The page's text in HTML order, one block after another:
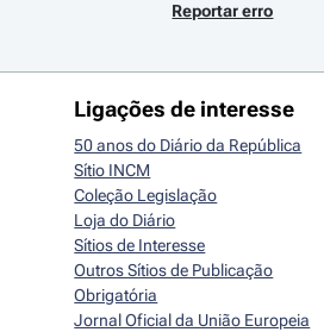
Reportar erro
Ligações de interesse
50 anos do Diário da República
Sítio INCM
Coleção Legislação
Loja do Diário
Sítios de Interesse
Outros Sítios de Publicação
Obrigatória
Jornal Oficial da União Europeia